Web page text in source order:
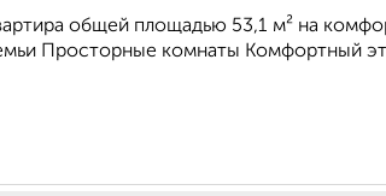
общей площадью 53,1 м² на
Просторные комнаты Комфортный